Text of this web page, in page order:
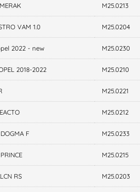
M25.0213
VAM 1.0 M25.0204
2022 - new M25.0230
2018-2022 M25.0210
M25.0221
M25.0212
F M25.0233
M25.0215
RS M25.0203